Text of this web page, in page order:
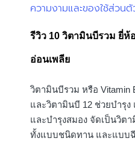
Posted
ความงามและของใช้ส่วน
รีวิว 10 วิตามินบีรวม ยี่ห้
อ่อนเพลีย
วิตามินบีรวม หรือ Vitamin
และวิตามินบี 12 ช่วยบำรุง
และบำรุงสมอง จัดเป็นวิต
ทั้งแบบชนิดทาน และแบบฉี